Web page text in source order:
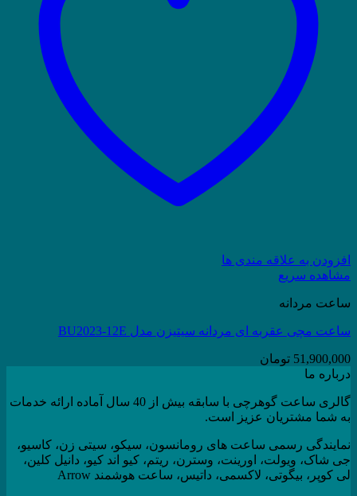
افزودن به علاقه مندی ها
مشاهده سریع
ساعت مردانه
ساعت مچی عقربه ای مردانه سیتیزن مدل BU2023-12E
51,900,000 تومان
درباره ما
گالری ساعت گوهرچی با سابقه بیش از 40 سال آماده ارائه خدمات
به شما مشتریان عزیز است.
نمایندگی رسمی ساعت های رومانسون، سیکو، سیتی زن، کاسیو،
جی شاک، ویولت، اورینت، وسترن، ریتم، کیو اند کیو، دانیل کلین،
لی کوپر، بیگوتی، لاکسمی، داتیس، ساعت هوشمند Arrow